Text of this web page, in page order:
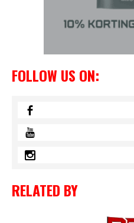
FOLLOW US ON:
RELATED BY